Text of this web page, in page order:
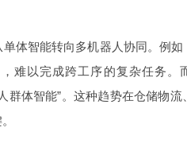
体智能转向多机器人协同。例
难以完成跨工序的复杂任务。
群体智能”。这种趋势在仓储物